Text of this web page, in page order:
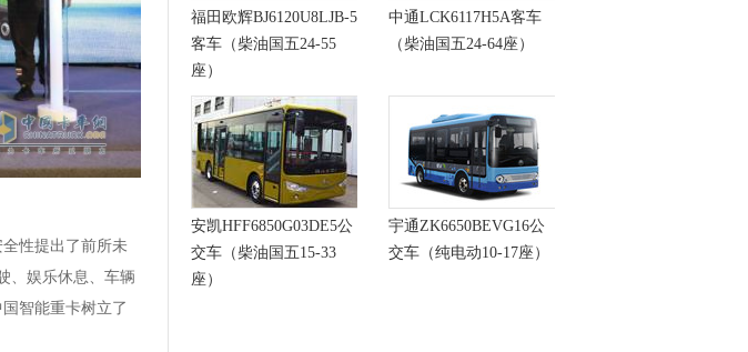
性提出了前所未
、娱乐休息、车辆
智能重卡树立了
福田欧辉BJ6120U8LJB-5
客车（柴油国五24-55
座）
中通LCK6117H5A客车
（柴油国五24-64座）
安凯HFF6850G03DE5公
交车（柴油国五15-33
座）
宇通ZK6650BEVG16公
交车（纯电动10-17座）